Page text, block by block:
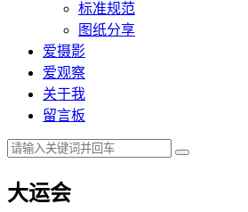
标准规范
图纸分享
爱摄影
爱观察
关于我
留言板
大运会